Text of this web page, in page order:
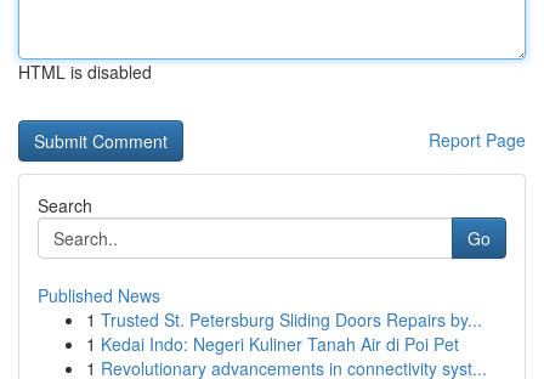
HTML is disabled
Report Page
Search
Go
Published News
1 Trusted St. Petersburg Sliding Doors Repairs by...
1 Kedai Indo: Negeri Kuliner Tanah Air di Poi Pet
1 Revolutionary advancements in connectivity syst...